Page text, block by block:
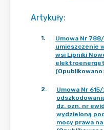
Artykuły:
1.
Umowa Nr
umieszczenie
wsi Lipniki
2.
Umowa Nr
dz. ozn. nr
wydzieloną
mocy prawa